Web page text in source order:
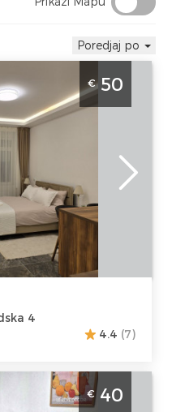
Poredjaj po
1 Beograd
spratu
je 30m2 i
do 2 osobe.
2
:30
:
€50
4
4.4 (7)
Beograd Vracar
20m2, idealan
€40